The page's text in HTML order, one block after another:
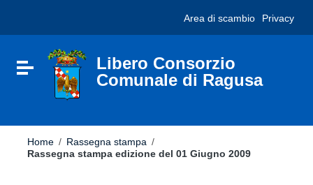
sito
include
Vai al footer
Area di scambio Privacy
Attiva / disattiva la navigazione
Libero Consorzio
Comunale di Ragusa
Home / Rassegna stampa /
Rassegna stampa edizione del 01 Giugno 2009